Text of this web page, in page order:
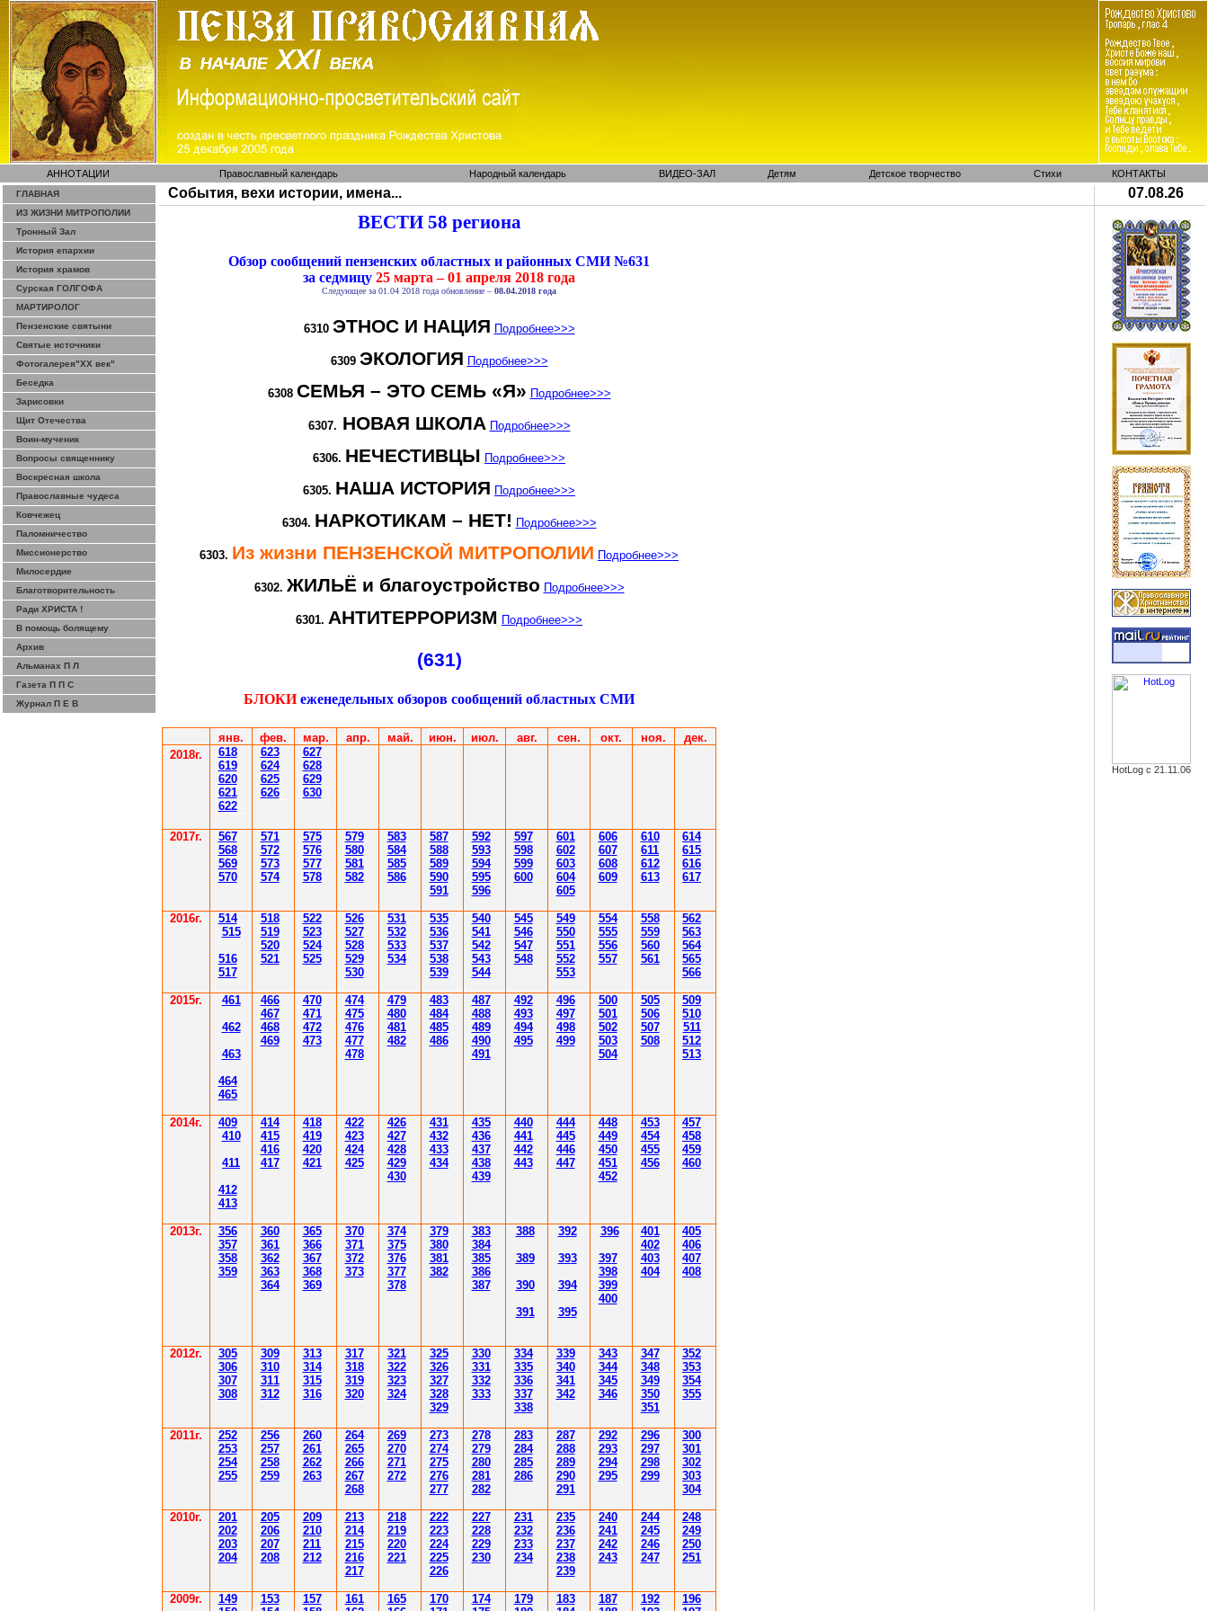
АННОТАЦИИ Православный календарь Народный календарь ВИДЕО-ЗАЛ Детям Детское творчество Стихи КОНТАКТЫ
ГЛАВНАЯ
ИЗ ЖИЗНИ МИТРОПОЛИИ
Тронный Зал
История епархии
История храмов
Сурская ГОЛГОФА
МАРТИРОЛОГ
Пензенские святыни
Святые источники
Фотогалерея"ХХ век"
Беседка
Зарисовки
Щит Отечества
Воин-мученик
Вопросы священнику
Воскресная школа
Православные чудеса
Ковчежец
Паломничество
Миссионерство
Милосердие
Благотворительность
Ради ХРИСТА !
В помощь болящему
Архив
Альманах П Л
Газета П П С
Журнал П Е В
События, вехи истории, имена... 07.08.26
ВЕСТИ 58 региона
Обзор сообщений пензенских областных и районных СМИ №631
за седмицу 25 марта – 01 апреля 2018 года
Следующее за 01.04 2018 года обновление – 08.04.2018 года
6310 ЭТНОС И НАЦИЯ Подробнее>>>
6309 ЭКОЛОГИЯ Подробнее>>>
6308 СЕМЬЯ – ЭТО СЕМЬ «Я» Подробнее>>>
6307. НОВАЯ ШКОЛА Подробнее>>>
6306. НЕЧЕСТИВЦЫ Подробнее>>>
6305. НАША ИСТОРИЯ Подробнее>>>
6304. НАРКОТИКАМ – НЕТ! Подробнее>>>
6303. Из жизни ПЕНЗЕНСКОЙ МИТРОПОЛИИ Подробнее>>>
6302. ЖИЛЬЁ и благоустройство Подробнее>>>
6301. АНТИТЕРРОРИЗМ Подробнее>>>
(631)
БЛОКИ еженедельных обзоров сообщений областных СМИ
янв. фев. мар. апр. май. июн. июл. авг. сен. окт. ноя.
дек.
2018г.
618
619
620
621
622
623
624
625
626
627
628
629
630
2017г.
567
568
569
570
571
572
573
574
575
576
577
578
579
580
581
582
583
584
585
586
587
588
589
590
591
592
593
594
595
596
597
598
599
600
601
602
603
604
605
606
607
608
609
610
611
612
613
614
615
616
617
2016г.
514
515
516
517
518
519
520
521
522
523
524
525
526
527
528
529
530
531
532
533
534
535
536
537
538
539
540
541
542
543
544
545
546
547
548
549
550
551
552
553
554
555
556
557
558
559
560
561
562
563
564
565
566
2015г. 461
462
463
464
465
466
467
468
469
470
471
472
473
474
475
476
477
478
479
480
481
482
483
484
485
486
487
488
489
490
491
492
493
494
495
496
497
498
499
500
501
502
503
504
505
506
507
508
509
510
511
512
513
2014г. 409
410
411
412
413
414
415
416
417
418
419
420
421
422
423
424
425
426
427
428
429
430
431
432
433
434
435
436
437
438
439
440
441
442
443
444
445
446
447
448
449
450
451
452
453
454
455
456
457
458
459
460
2013г.
356
357
358
359
360
361
362
363
364
365
366
367
368
369
370
371
372
373
374
375
376
377
378
379
380
381
382
383
384
385
386
387
388
389
390
391
392
393
394
395
396
397
398
399
400
401
402
403
404
405
406
407
408
2012г. 305
306
307
308
309
310
311
312
313
314
315
316
317
318
319
320
321
322
323
324
325
326
327
328
329
330
331
332
333
334
335
336
337
338
339
340
341
342
343
344
345
346
347
348
349
350
351
352
353
354
355
2011г.
252
253
254
255
256
257
258
259
260
261
262
263
264
265
266
267
268
269
270
271
272
273
274
275
276
277
278
279
280
281
282
283
284
285
286
287
288
289
290
291
292
293
294
295
296
297
298
299
300
301
302
303
304
2010г.
201
202
203
204
205
206
207
208
209
210
211
212
213
214
215
216
217
218
219
220
221
222
223
224
225
226
227
228
229
230
231
232
233
234
235
236
237
238
239
240
241
242
243
244
245
246
247
248
249
250
251
2009г.
149
153
157
161
165
170
174
179
183
187
192
196
HotLog с 21.11.06